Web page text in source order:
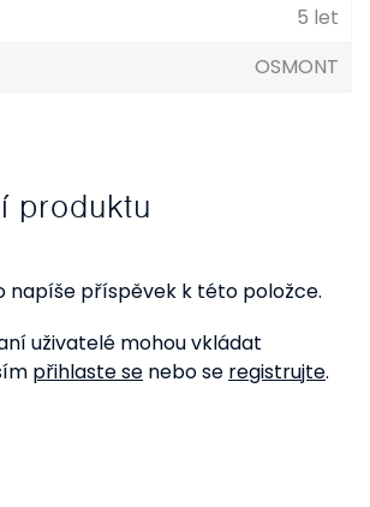
5 let
OSMONT
produktu
napíše příspěvek k této položce.
uživatelé mohou vkládat
přihlaste se nebo se registrujte.